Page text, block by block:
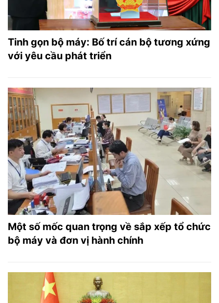
Tinh gọn bộ máy: Bố trí cán bộ tương xứng
với yêu cầu phát triển
Một số mốc quan trọng về sắp xếp tổ chức
bộ máy và đơn vị hành chính